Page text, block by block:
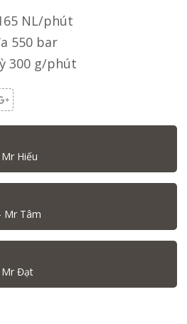
NL/phút
550 bar
300 g/phút
Hiếu
Mr Tâm
Mr Đạt